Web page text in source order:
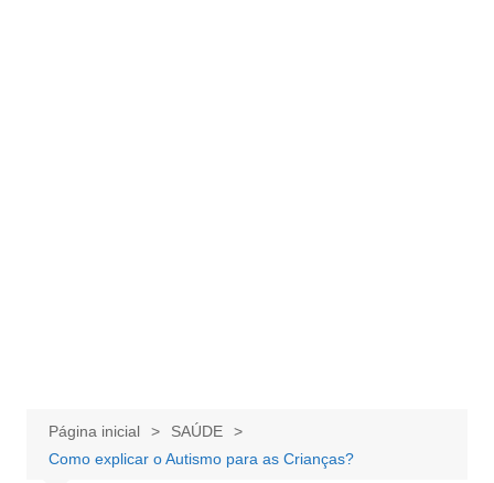
Página inicial
SAÚDE
Como explicar o Autismo para as Crianças?